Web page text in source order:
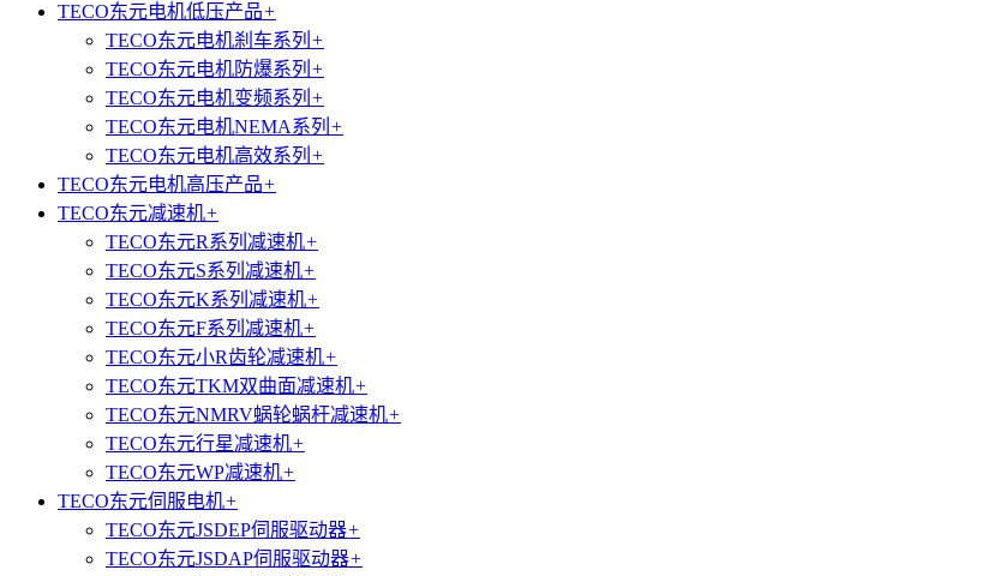
TECO东元电机低压产品+
TECO东元电机刹车系列 +
TECO东元电机防爆系列 +
TECO东元电机变频系列 +
TECO东元电机NEMA系列 +
TECO东元电机高效系列 +
TECO东元电机高压产品+
TECO东元减速机+
TECO东元R系列减速机+
TECO东元S系列减速机+
TECO东元K系列减速机+
TECO东元F系列减速机+
TECO东元小R齿轮减速机+
TECO东元TKM双曲面减速机+
TECO东元NMRV蜗轮蜗杆减速机+
TECO东元行星减速机+
TECO东元WP减速机+
TECO东元伺服电机+
TECO东元JSDEP伺服驱动器+
TECO东元JSDAP伺服驱动器+